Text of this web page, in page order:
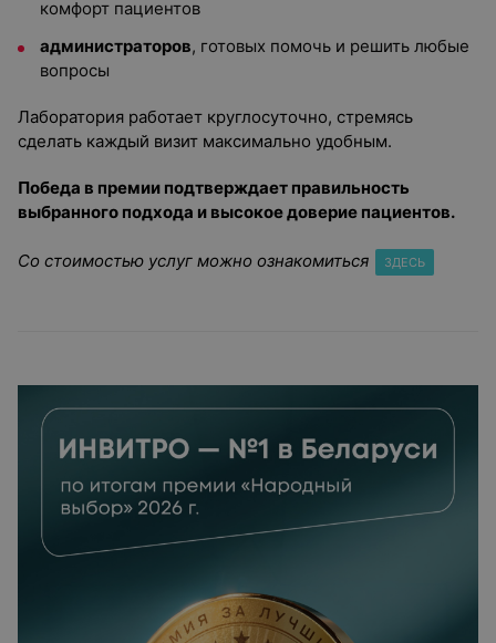
комфорт пациентов
администраторов, готовых помочь и решить любые
вопросы
Лаборатория работает круглосуточно, стремясь
сделать каждый визит максимально удобным.
Победа в премии подтверждает правильность
выбранного подхода и высокое доверие пациентов.
Со стоимостью услуг можно ознакомиться ЗДЕСЬ